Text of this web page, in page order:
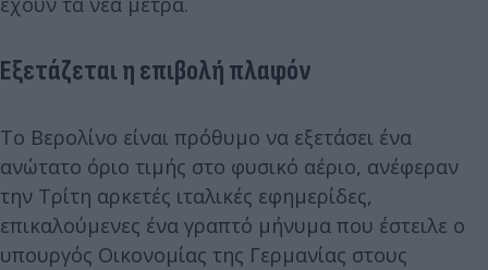
Εξετάζεται η επιβολή πλαφόν
Το Βερολίνο είναι πρόθυμο να εξετάσει ένα
ανώτατο όριο τιμής στο φυσικό αέριο, ανέφεραν
την Τρίτη αρκετές ιταλικές εφημερίδες,
επικαλούμενες ένα γραπτό μήνυμα που έστειλε ο
υπουργός Οικονομίας της Γερμανίας στους